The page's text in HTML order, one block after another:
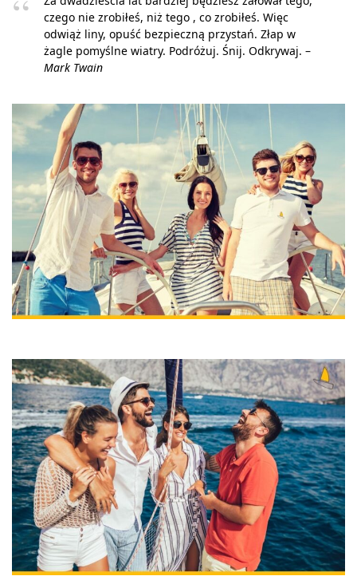
czego nie zrobiłeś, niż tego , co zrobiłeś. Więc
odwiąż liny, opuść bezpieczną przystań. Złap w
żagle pomyślne wiatry. Podróżuj. Śnij. Odkrywaj. –
Mark Twain